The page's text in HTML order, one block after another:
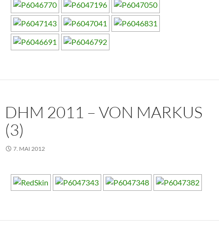
DHM 2011 – VON MARKUS
(3)
7. MAI 2012